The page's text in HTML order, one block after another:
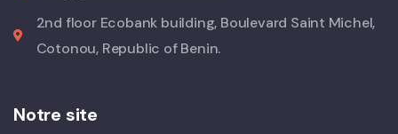
2nd floor Ecobank building, Boulevard Saint Michel,
Cotonou, Republic of Benin.
Notre site